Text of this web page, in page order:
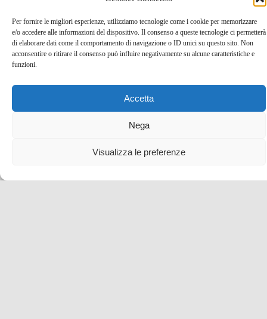
Per fornire le migliori esperienze, utilizziamo tecnologie come i cookie per memorizzare
e/o accedere alle informazioni del dispositivo. Il consenso a queste tecnologie ci permetterà
di elaborare dati come il comportamento di navigazione o ID unici su questo sito. Non
acconsentire o ritirare il consenso può influire negativamente su alcune caratteristiche e
funzioni.
Accetta
Nega
Visualizza le preferenze
Cosa vedere ad Asciano, borgo medievale delle Crete
Idee per un weekend